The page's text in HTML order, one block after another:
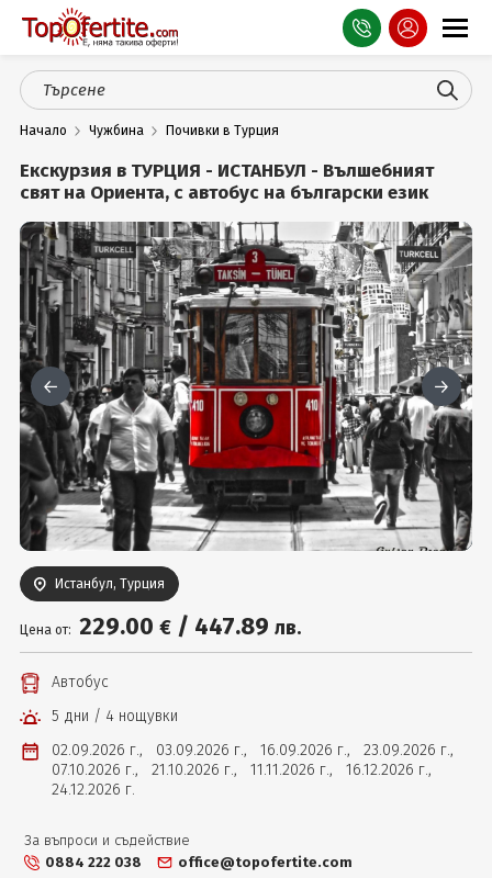
Оферти
СПА
Планина
Море
Чужбина
Празници
Турция
Гърция
Услуги
Вход
Начало Чужбина Почивки в Турция
Екскурзия в ТУРЦИЯ - ИСТАНБУЛ - Вълшебният
свят на Ориента, с автобус на български език
Истанбул, Турция
Цена от: 229.00 € / 447.89 лв.
Автобус
5 дни / 4 нощувки
02.09.2026 г., 03.09.2026 г., 16.09.2026 г., 23.09.2026 г.,
07.10.2026 г., 21.10.2026 г., 11.11.2026 г., 16.12.2026 г.,
24.12.2026 г.
За въпроси и съдействие
0884 222 038
office@topofertite.com